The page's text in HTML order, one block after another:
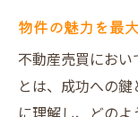
スムー
プロセ
スケジ
物件の魅力を最
不動産売買にお
とは、成功への